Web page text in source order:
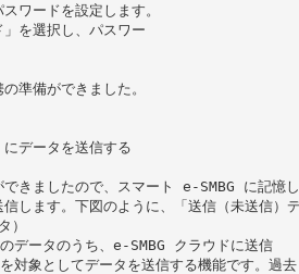
ワードを設定します。
」を選択し、パスワー
準備ができました。
にデータを送信する
きましたので、スマート e-SMBG に記憶
します。下図のように、「送信（未送信）
）
データのうち、e-SMBG クラウドに送信
対象としてデータを送信する機能です。過